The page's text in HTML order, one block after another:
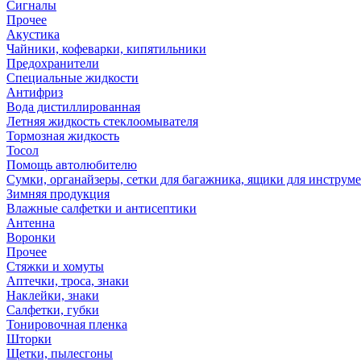
Сигналы
Прочее
Акустика
Чайники, кофеварки, кипятильники
Предохранители
Специальные жидкости
Антифриз
Вода дистиллированная
Летняя жидкость стеклоомывателя
Тормозная жидкость
Тосол
Помощь автолюбителю
Сумки, органайзеры, сетки для багажника, ящики для
Зимняя продукция
Влажные салфетки и антисептики
Антенна
Воронки
Прочее
Стяжки и хомуты
Аптечки, троса, знаки
Наклейки, знаки
Салфетки, губки
Тонировочная пленка
Шторки
Щетки, пылесгоны